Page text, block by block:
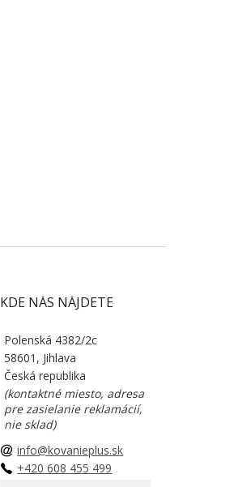
KDE NÁS NÁJDETE
Polenská 4382/2c
58601, Jihlava
Česká republika
(kontaktné miesto, adresa
pre zasielanie reklamácií,
nie sklad)
info@kovanieplus.sk
+420 608 455 499